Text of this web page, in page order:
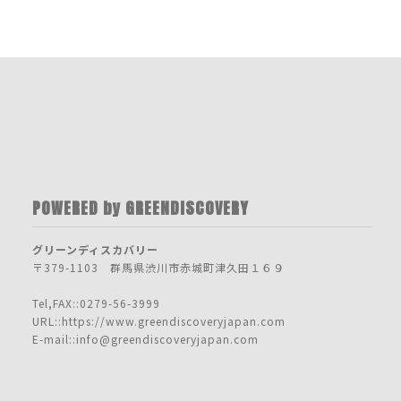
POWERED by GREENDISCOVERY
グリーンディスカバリー
〒379-1103 群馬県渋川市赤城町津久田１６９
Tel,FAX::0279-56-3999
URL::https://www.greendiscoveryjapan.com
E-mail::info@greendiscoveryjapan.com